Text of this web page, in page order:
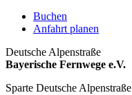
Buchen
Anfahrt planen
Deutsche Alpenstraße
Bayerische Fernwege e.V.
Sparte Deutsche Alpenstraße